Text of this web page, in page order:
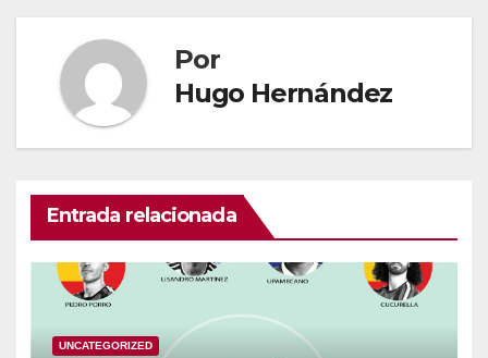
Por
Hugo Hernández
Entrada relacionada
UNCATEGORIZED